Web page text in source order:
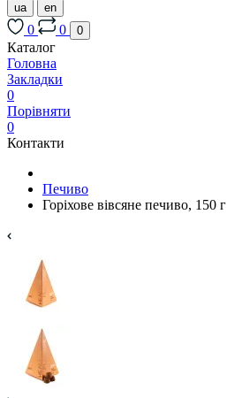
ua en
0 0 0
Каталог
Головна
Закладки
0
Порівняти
0
Контакти
Печиво
Горіхове вівсяне печиво, 150 г